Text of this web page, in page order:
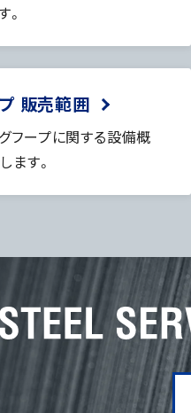
販売範囲
フープに関する設備概
ます。